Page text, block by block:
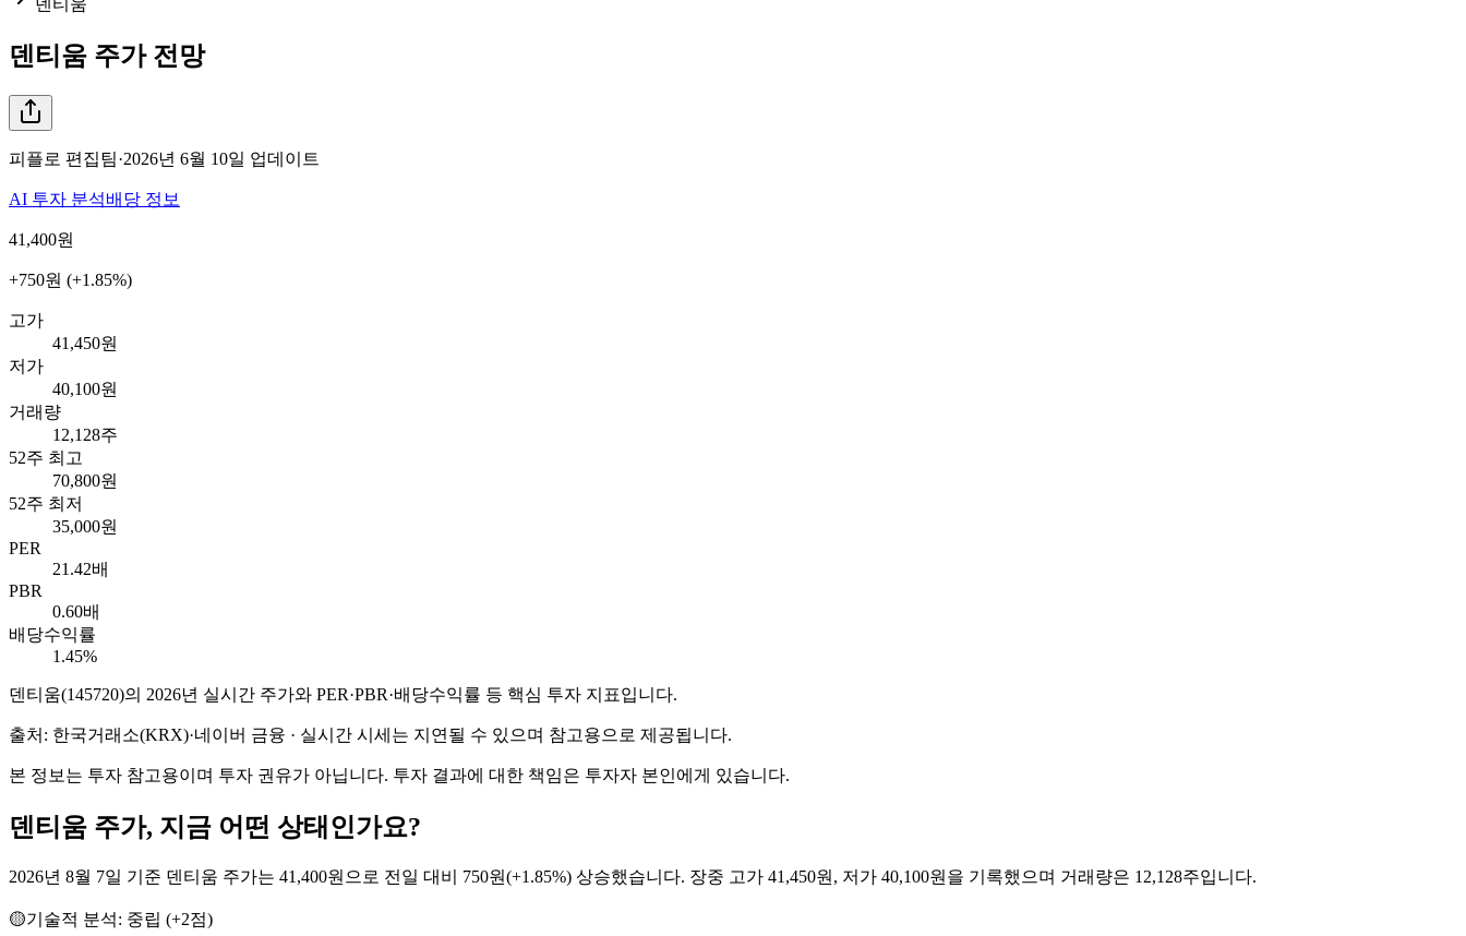
덴티움
덴티움 주가 전망
피플로 편집팀·2026년 6월 10일 업데이트
AI 투자 분석배당 정보
41,400원
+750원 (+1.85%)
고가
41,450원
저가
40,100원
거래량
12,128주
52주 최고
70,800원
52주 최저
35,000원
PER
21.42배
PBR
0.60배
배당수익률
1.45%
덴티움(145720)의 2026년 실시간 주가와 PER·PBR·배당수익률 등 핵심 투자 지표입니다.
출처: 한국거래소(KRX)·네이버 금융 · 실시간 시세는 지연될 수 있으며 참고용으로 제공됩니다.
본 정보는 투자 참고용이며 투자 권유가 아닙니다. 투자 결과에 대한 책임은 투자자 본인에게 있습니다.
덴티움 주가, 지금 어떤 상태인가요?
2026년 8월 7일 기준 덴티움 주가는 41,400원으로 전일 대비 750원(+1.85%) 상승했습니다. 장중 고가 41,450원, 저가 40,100원을 기록했으며 거래량은 12,128주입니다.
🟡기술적 분석: 중립 (+2점)